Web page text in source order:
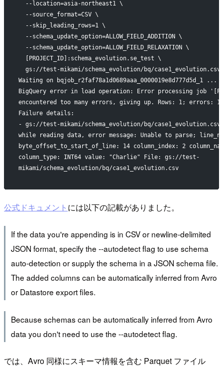
  --location=asia-northeast1 \
  --source_format=CSV \
  --skip_leading_rows=1 \
  --schema_update_option=ALLOW_FIELD_ADDITION \
  --schema_update_option=ALLOW_FIELD_RELAXATION \
  [PROJECT_ID]:schema_evolution.se_test \
  gs://test-mikami/schema_evolution/bq/case1_evolution.csv
Waiting on
BigQuery error in load operation: Error processing job
encountered too many errors, giving up. Rows: 1; errors:
Failure details:
- gs://test-mikami/schema_evolution/bq/
while reading data, error message: Unable to parse;
byte_offset_to_start_of_line: 14 column_index: 2
column_type: INT64 value: "Charlie" File: gs://test-
mikami/schema_evolution/bq/case1_evolution.csv
公式ドキュメント には以下の記載がありました。
If the data you're appending is in CSV or newline-delimited
JSON format, specify the --autodetect flag to use schema
auto-detection or supply the schema in a JSON schema file.
The added columns can be automatically inferred from Avro
or Datastore export files.
Because schemas can be automatically inferred from Avro
data you don't need to use the --autodetect flag.
では、Avro 同様にスキーマ情報を含む Parquet ファイル